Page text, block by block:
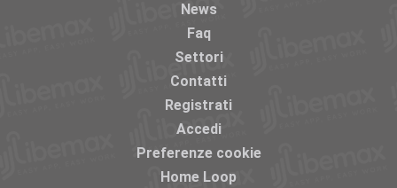
News
Faq
Settori
Contatti
Registrati
Accedi
Preferenze cookie
Home Loop